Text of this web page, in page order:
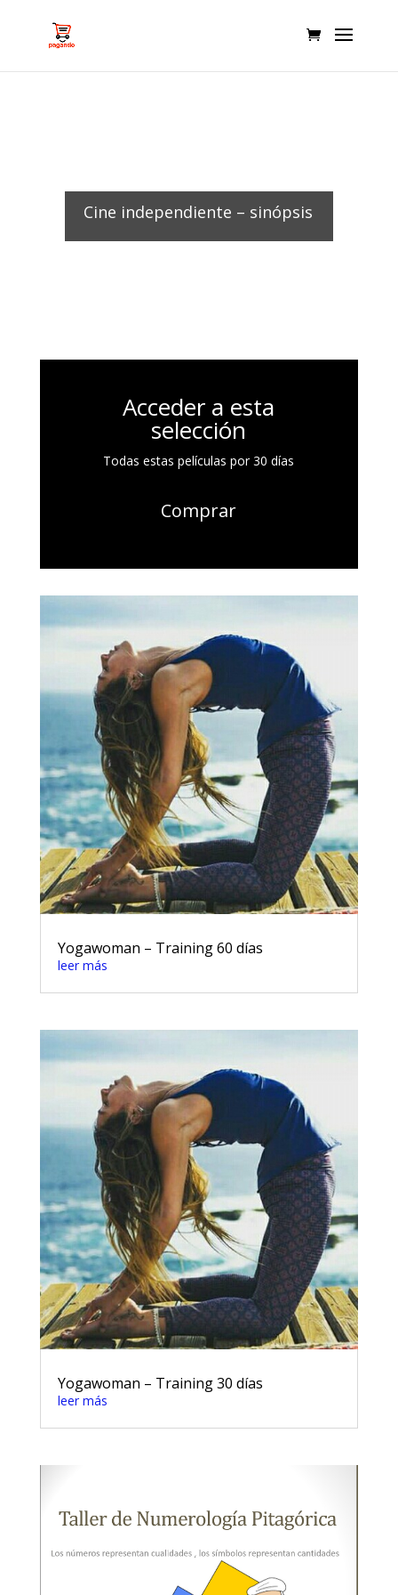
Cine independiente – sinópsis
Acceder a esta
selección
Todas estas películas por 30 días
Comprar
Yogawoman – Training 60 días
leer más
Yogawoman – Training 30 días
leer más